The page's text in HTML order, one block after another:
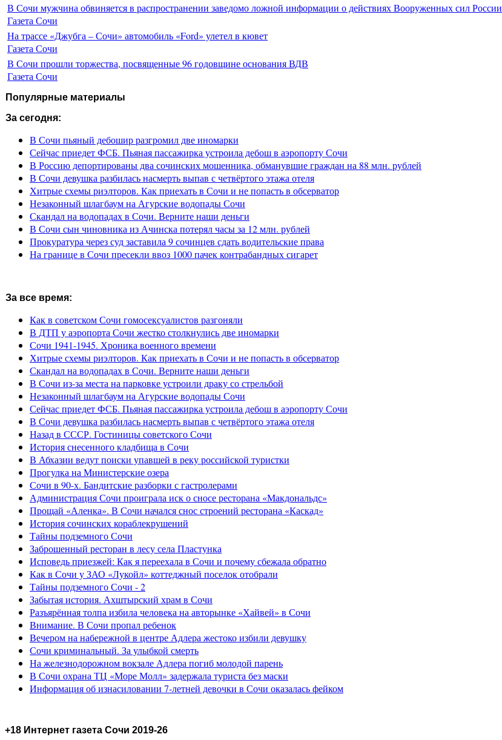
В Сочи мужчина обвиняется в распространении заведомо ложной информации о действиях Вооруженных сил России
Газета Сочи
На трассе «Джубга – Сочи» автомобиль «Ford» улетел в кювет
Газета Сочи
В Сочи прошли торжества, посвященные 96 годовщине основания ВДВ
Газета Сочи
Популярные материалы
За сегодня:
В Сочи пьяный дебошир разгромил две иномарки
Сейчас приедет ФСБ. Пьяная пассажирка устроила дебош в аэропорту Сочи
В Россию депортированы два сочинских мошенника, обманувшие граждан на 88 млн. рублей
В Сочи девушка разбилась насмерть выпав с четвёртого этажа отеля
Хитрые схемы риэлторов. Как приехать в Сочи и не попасть в обсерватор
Незаконный шлагбаум на Агурские водопады Сочи
Скандал на водопадах в Сочи. Верните наши деньги
В Сочи сын чиновника из Ачинска потерял часы за 12 млн. рублей
Прокуратура через суд заставила 9 сочинцев сдать водительские права
На границе в Сочи пресекли ввоз 1000 пачек контрабандных сигарет
За все время:
Как в советском Сочи гомосексуалистов разгоняли
В ДТП у аэропорта Сочи жестко столкнулись две иномарки
Сочи 1941-1945. Хроника военного времени
Хитрые схемы риэлторов. Как приехать в Сочи и не попасть в обсерватор
Скандал на водопадах в Сочи. Верните наши деньги
В Сочи из-за места на парковке устроили драку со стрельбой
Незаконный шлагбаум на Агурские водопады Сочи
Сейчас приедет ФСБ. Пьяная пассажирка устроила дебош в аэропорту Сочи
В Сочи девушка разбилась насмерть выпав с четвёртого этажа отеля
Назад в СССР. Гостиницы советского Сочи
История снесенного кладбища в Сочи
В Абхазии ведут поиски упавшей в реку российской туристки
Прогулка на Министерские озера
Сочи в 90-х. Бандитские разборки с гастролерами
Администрация Сочи проиграла иск о сносе ресторана «Макдональдс»
Прощай «Аленка». В Сочи начался снос строений ресторана «Каскад»
История сочинских кораблекрушений
Тайны подземного Сочи
Заброшенный ресторан в лесу села Пластунка
Исповедь приезжей: Как я переехала в Сочи и почему сбежала обратно
Как в Сочи у ЗАО «Лукойл» коттеджный поселок отобрали
Тайны подземного Сочи - 2
Забытая история. Ахштырский храм в Сочи
Разъярённая толпа избила человека на авторынке «Хайвей» в Сочи
Внимание. В Сочи пропал ребенок
Вечером на набережной в центре Адлера жестоко избили девушку
Сочи криминальный. За улыбкой смерть
На железнодорожном вокзале Адлера погиб молодой парень
В Сочи охрана ТЦ «Море Молл» задержала туриста без маски
Информация об изнасиловании 7-летней девочки в Сочи оказалась фейком
+18 Интернет газета Сочи 2019-26